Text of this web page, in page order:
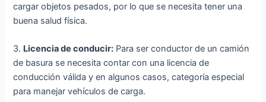
cargar objetos pesados, por lo que se necesita tener una
buena salud física.
3. Licencia de conducir: Para ser conductor de un camión
de basura se necesita contar con una licencia de
conducción válida y en algunos casos, categoría especial
para manejar vehículos de carga.